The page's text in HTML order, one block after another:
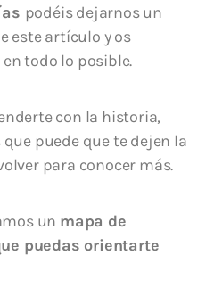
podéis dejarnos un
este artículo y os
todo lo posible.
con la historia,
puede que te dejen la
para conocer más.
un mapa de
puedas orientarte